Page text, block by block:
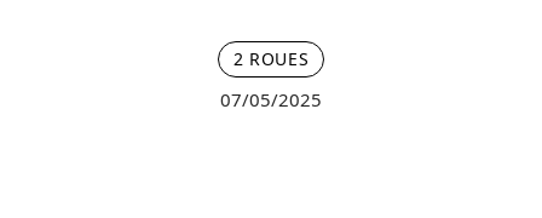
2 ROUES
07/05/2025